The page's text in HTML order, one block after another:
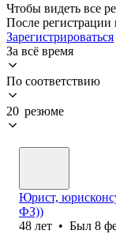
Чтобы видеть все
После
Зарегистрироваться
За всё время
По соответствию
20 резюме
Юрист,
ФЗ))
48 лет • Был 8